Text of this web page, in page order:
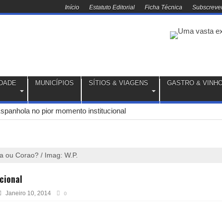
Início Estatuto Editorial Ficha Técnica
MUNICÍPIOS SÍTIOS & VIAGENS GASTRO &
no pior momento institucional
ou Corao? / Imag: W.P.
Janeiro 10, 2014 0